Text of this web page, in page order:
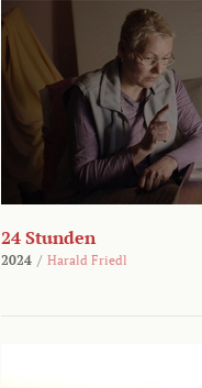
24 Stunden
2024 / Harald Friedl